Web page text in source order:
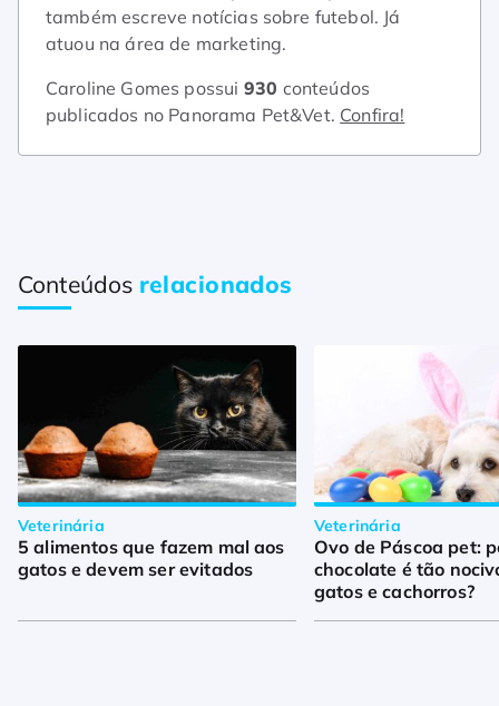
também escreve notícias sobre futebol. Já
atuou na área de marketing.
Caroline Gomes possui 930 conteúdos
publicados no Panorama Pet&Vet. Confira!
Conteúdos relacionados
Veterinária
5 alimentos que fazem mal aos
gatos e devem ser evitados
Veterinária
Ovo de Páscoa pet:
chocolate é tão
gatos e cachorros?